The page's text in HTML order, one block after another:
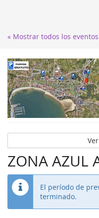
« Mostrar todos los
ZONA AZUL
El período de
terminado.